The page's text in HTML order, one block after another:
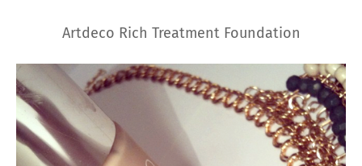
Artdeco Rich Treatment Foundation